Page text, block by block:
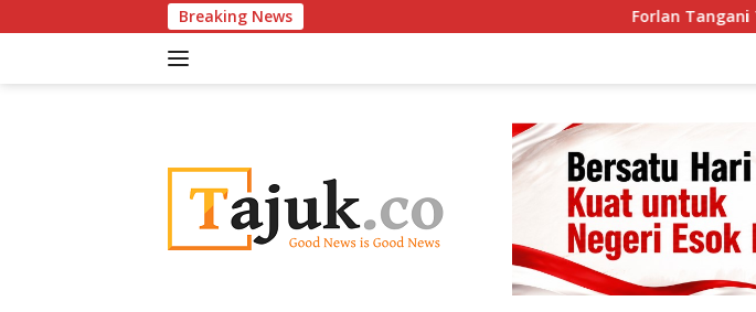
ke
Breaking News Forlan Tangani